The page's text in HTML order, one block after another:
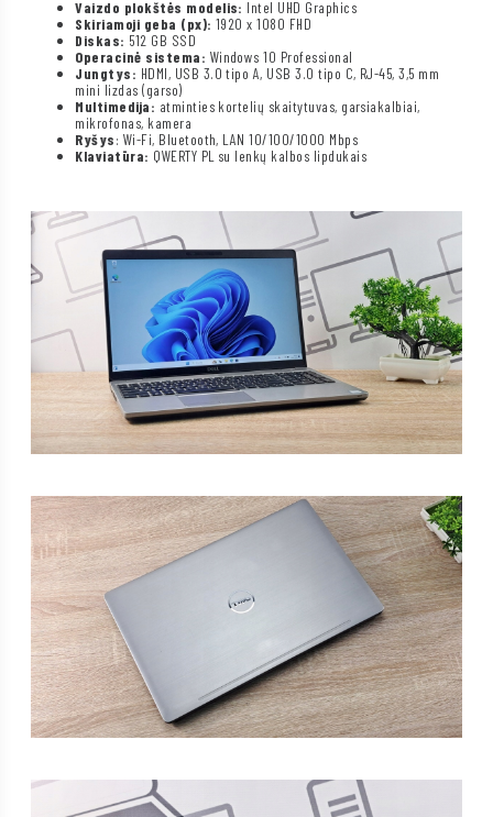
Vaizdo plokštės modelis: Intel UHD Graphics
Skiriamoji geba (px): 1920 x 1080 FHD
Diskas: 512 GB SSD
Operacinė sistema: Windows 10 Professional
Jungtys: HDMI, USB 3.0 tipo A, USB 3.0 tipo C, RJ-45, 3,5 mm
mini lizdas (garso)
Multimedija: atminties kortelių skaitytuvas, garsiakalbiai,
mikrofonas, kamera
Ryšys: Wi-Fi, Bluetooth, LAN 10/100/1000 Mbps
Klaviatūra: QWERTY PL su lenkų kalbos lipdukais